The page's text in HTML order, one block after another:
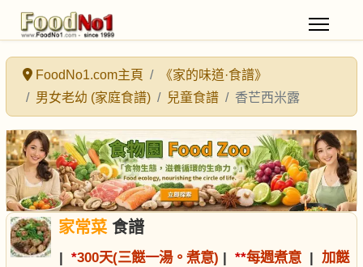
FoodNo1.com主頁
《家的味道·食譜》
男女老幼 (家庭食譜)
兒童食譜 香芒西米露
家常菜食譜
| *300天(三餸一湯。煮意) | **每週煮意 | 加餸